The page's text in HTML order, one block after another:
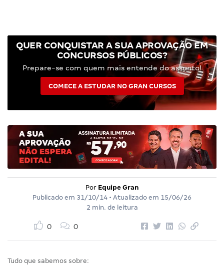
QUER CONQUISTAR A SUA APROVAÇÃO EM
CONCURSOS PÚBLICOS?
Prepare-se com quem mais entende do assunto!
COMECE A ESTUDAR NO GRAN CURSOS
Por Equipe Gran
Publicado em 31/10/14 • Atualizado em 15/06/26
2 min. de leitura
0 0
Tudo que sabemos sobre: